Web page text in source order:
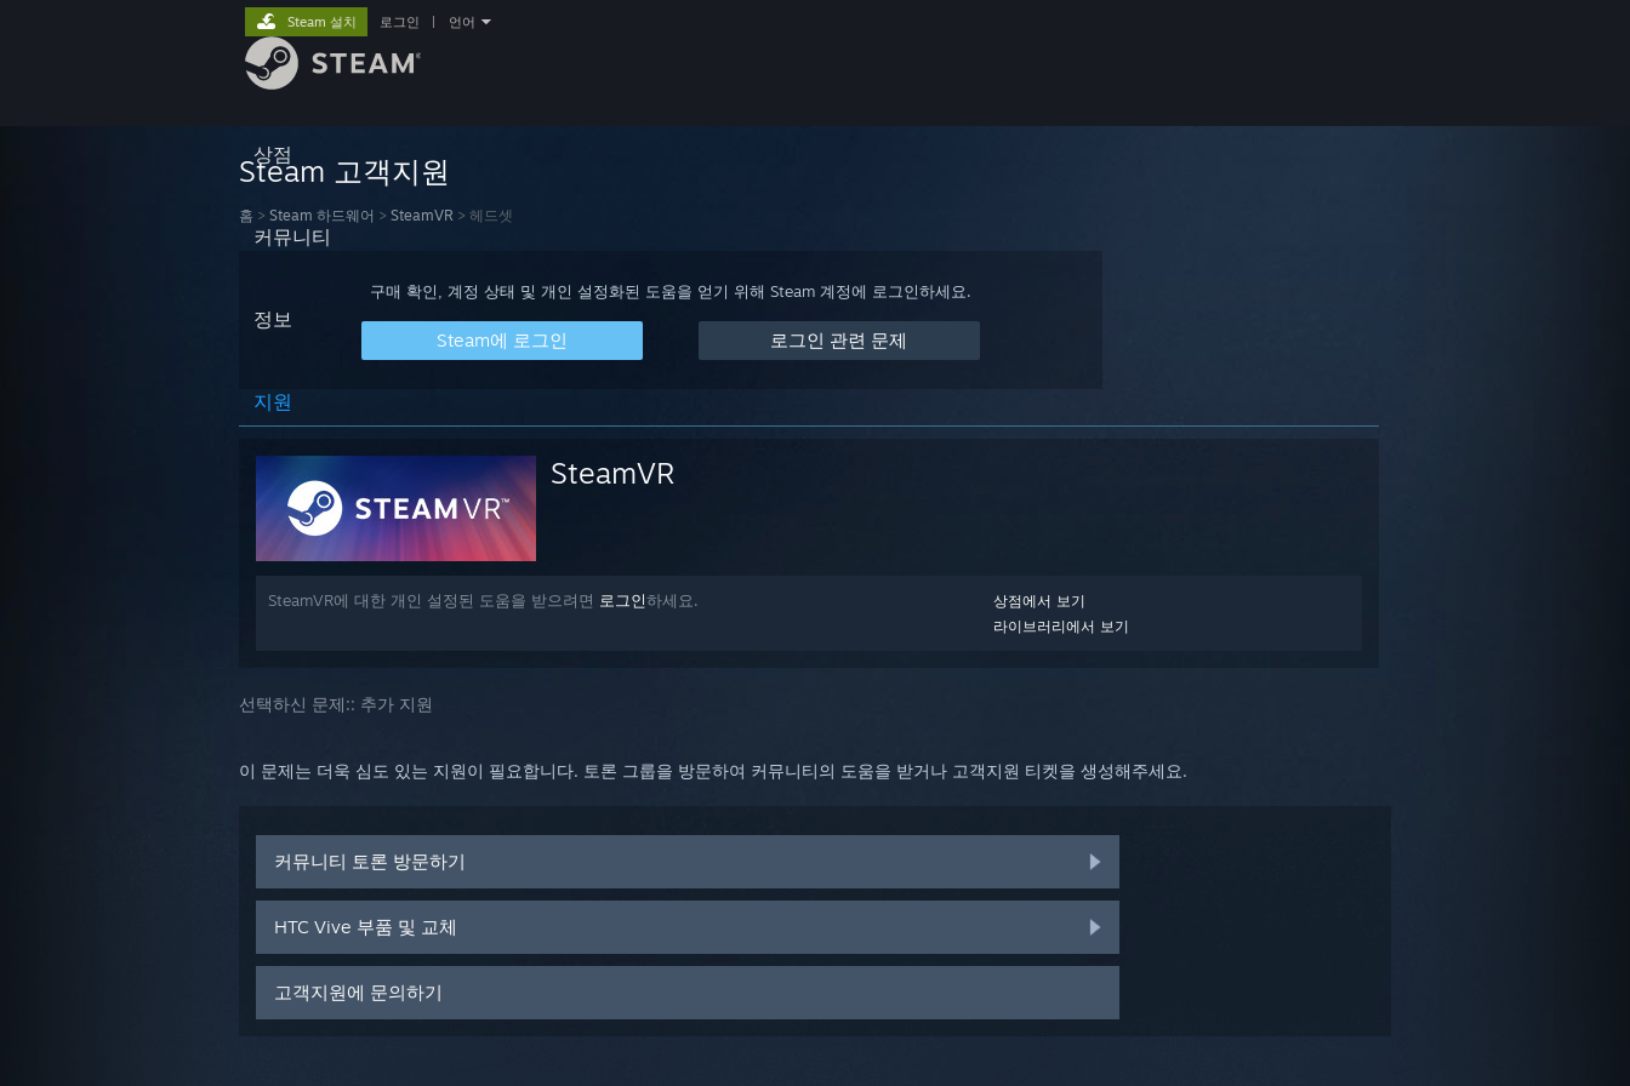
상점
커뮤니티
정보
지원
Steam 설치 로그인 언어
Steam 고객지원
홈 > Steam 하드웨어 > SteamVR > 헤드셋
구매 확인, 계정 상태 및 개인 설정화된 도움을 얻기 위해 Steam 계정에 로그인하세요.
Steam에 로그인 로그인 관련 문제
SteamVR
상점에서 보기
라이브러리에서 보기
SteamVR에 대한 개인 설정된 도움을 받으려면 로그인하세요.
선택하신 문제:: 추가 지원
이 문제는 더욱 심도 있는 지원이 필요합니다. 토론 그룹을 방문하여 커뮤니티의 도움을 받거나 고객지원 티켓을 생성해주세요.
커뮤니티 토론 방문하기
HTC Vive 부품 및 교체
고객지원에 문의하기